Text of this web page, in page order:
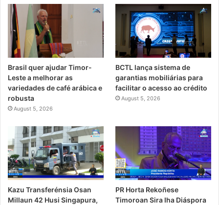
Brasil quer ajudar Timor-
Leste a melhorar as
variedades de café arábica e
robusta
August 5, 2026
BCTL lança sistema de
garantias mobiliárias para
facilitar o acesso ao crédito
August 5, 2026
Kazu Transferénsia Osan
Millaun 42 Husi Singapura,
PR Horta Rekoñese
Timoroan Sira Iha Diáspora